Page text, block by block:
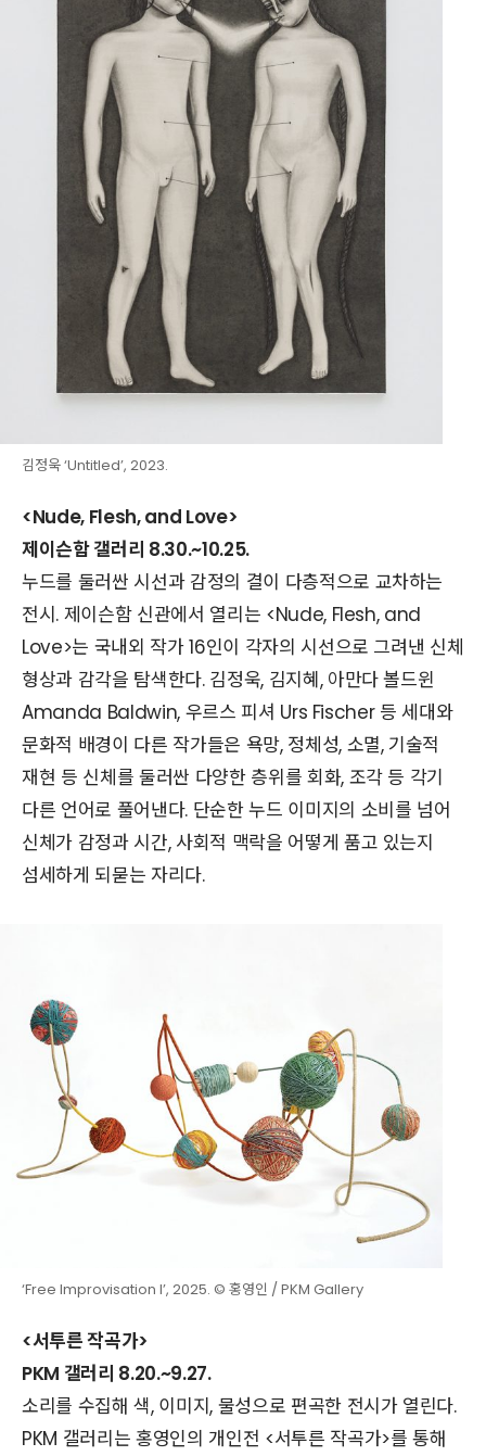
김정욱 ‘Untitled’, 2023.
<Nude, Flesh, and Love>
제이슨함 갤러리 8.30.~10.25.
누드를 둘러싼 시선과 감정의 결이 다층적으로 교차하는
전시. 제이슨함 신관에서 열리는 <Nude, Flesh, and
Love>는 국내외 작가 16인이 각자의 시선으로 그려낸 신체
형상과 감각을 탐색한다. 김정욱, 김지혜, 아만다 볼드윈
Amanda Baldwin, 우르스 피셔 Urs Fischer 등 세대와
문화적 배경이 다른 작가들은 욕망, 정체성, 소멸, 기술적
재현 등 신체를 둘러싼 다양한 층위를 회화, 조각 등 각기
다른 언어로 풀어낸다. 단순한 누드 이미지의 소비를 넘어
신체가 감정과 시간, 사회적 맥락을 어떻게 품고 있는지
섬세하게 되묻는 자리다.
‘Free Improvisation I’, 2025. © 홍영인 / PKM Gallery
<서투른 작곡가>
PKM 갤러리 8.20.~9.27.
소리를 수집해 색, 이미지, 물성으로 편곡한 전시가 열린다.
PKM 갤러리는 홍영인의 개인전 <서투른 작곡가>를 통해